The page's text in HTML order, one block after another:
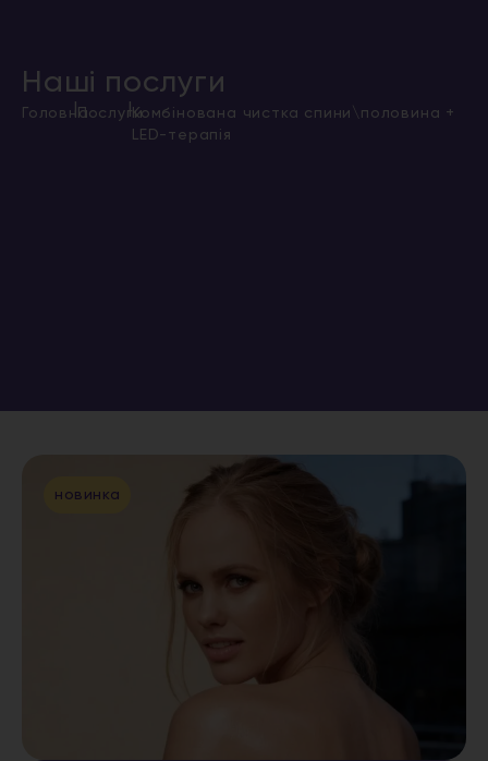
Наші послуги
ГоловнаПослуги
|Комбінована чистка спини\половина +
LED-терапія
новинка